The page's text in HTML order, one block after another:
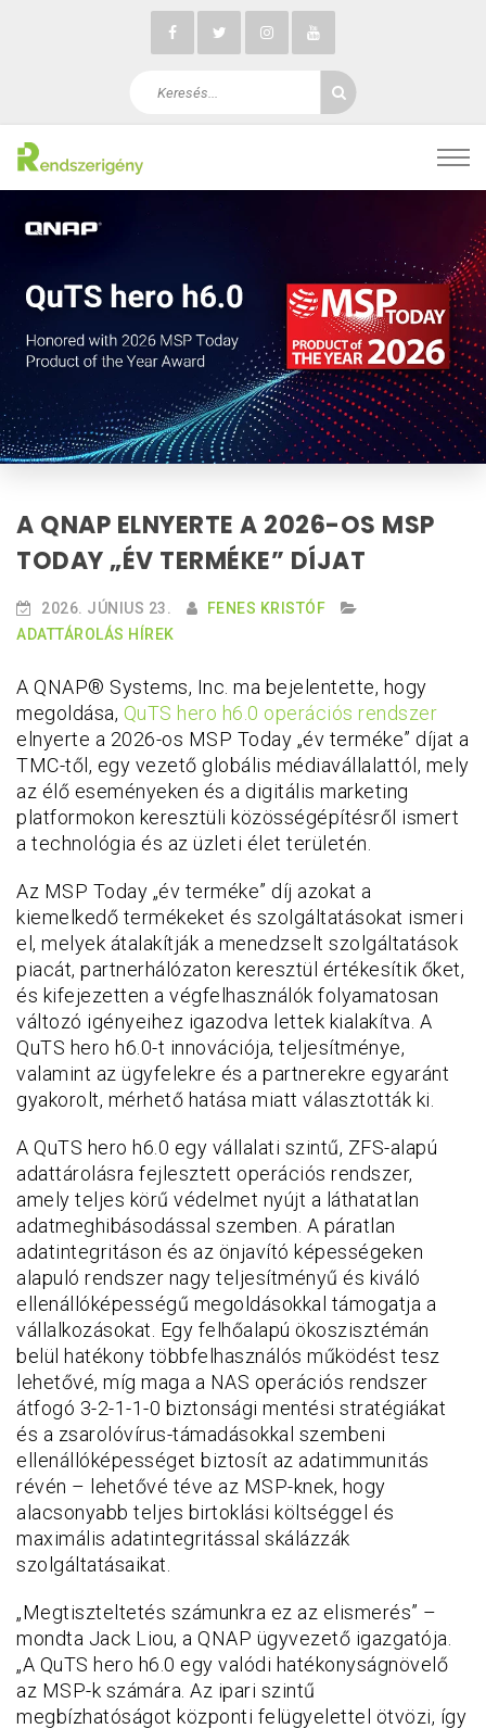
A QNAP ELNYERTE A 2026-OS MSP
TODAY „ÉV TERMÉKE” DÍJAT
2026. JÚNIUS 23.
FENES KRISTÓF
ADATTÁROLÁS HÍREK
A QNAP® Systems, Inc. ma bejelentette, hogy
megoldása, QuTS hero h6.0 operációs rendszer
elnyerte a 2026-os MSP Today „év terméke” díjat a
TMC-től, egy vezető globális médiavállalattól, mely
az élő eseményeken és a digitális marketing
platformokon keresztüli közösségépítésről ismert
a technológia és az üzleti élet területén.
Az MSP Today „év terméke” díj azokat a
kiemelkedő termékeket és szolgáltatásokat ismeri
el, melyek átalakítják a menedzselt szolgáltatások
piacát, partnerhálózaton keresztül értékesítik őket,
és kifejezetten a végfelhasználók folyamatosan
változó igényeihez igazodva lettek kialakítva. A
QuTS hero h6.0-t innovációja, teljesítménye,
valamint az ügyfelekre és a partnerekre egyaránt
gyakorolt, mérhető hatása miatt választották ki.
A QuTS hero h6.0 egy vállalati szintű, ZFS-alapú
adattárolásra fejlesztett operációs rendszer,
amely teljes körű védelmet nyújt a láthatatlan
adatmeghibásodással szemben. A páratlan
adatintegritáson és az önjavító képességeken
alapuló rendszer nagy teljesítményű és kiváló
ellenállóképességű megoldásokkal támogatja a
vállalkozásokat. Egy felhőalapú ökoszisztémán
belül hatékony többfelhasználós működést tesz
lehetővé, míg maga a NAS operációs rendszer
átfogó 3-2-1-1-0 biztonsági mentési stratégiákat
és a zsarolóvírus-támadásokkal szembeni
ellenállóképességet biztosít az adatimmunitás
révén – lehetővé téve az MSP-knek, hogy
alacsonyabb teljes birtoklási költséggel és
maximális adatintegritással skálázzák
szolgáltatásaikat.
„Megtiszteltetés számunkra ez az elismerés” –
mondta Jack Liou, a QNAP ügyvezető igazgatója.
„A QuTS hero h6.0 egy valódi hatékonyságnövelő
az MSP-k számára. Az ipari szintű
megbízhatóságot központi felügyelettel ötvözi, így